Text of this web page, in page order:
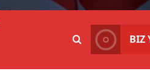
BIZ